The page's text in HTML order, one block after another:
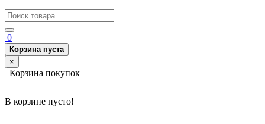
0
Корзина пуста
×
Корзина покупок
В корзине пусто!